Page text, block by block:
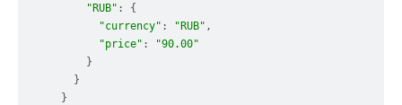
"RUB" : {
"currency" : "RUB" ,
"price" :
"90.00"
        }
      }
    }